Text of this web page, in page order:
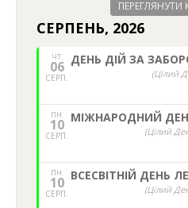
ПЕРЕГЛЯНУТИ
СЕРПЕНЬ, 2026
ЧТ.
06
СЕРП.
ДЕНЬ ДІЙ ЗА
(Цілий
ПН.
10
СЕРП.
МІЖНАРОДНИЙ
(Цілий
ПН.
10
СЕРП.
ВСЕСВІТНІЙ ДЕНЬ
(Цілий